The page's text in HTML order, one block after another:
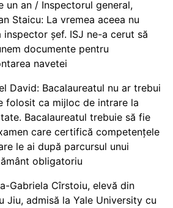
un an / Inspectorul general,
Staicu: La vremea aceea nu
inspector șef. ISJ ne-a cerut să
documente pentru
navetei
David: Bacalaureatul nu ar trebui
folosit ca mijloc de intrare la
Bacalaureatul trebuie să fie
care certifică competențele
le ai după parcursul unui
obligatoriu
Gabriela Cîrstoiu, elevă din
Jiu, admisă la Yale University cu